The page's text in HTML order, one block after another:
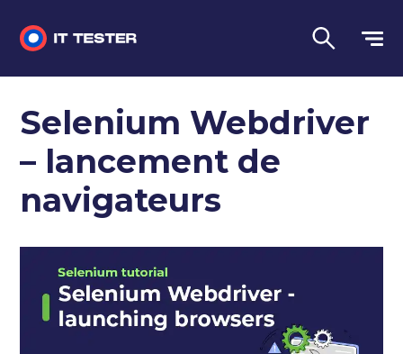
Questions d'entretien
Selenium Webdriver
– lancement de
navigateurs